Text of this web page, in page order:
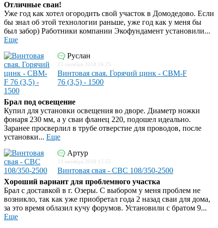
Отличные сваи!
Уже год как хотел огородить свой участок в Домодедово. Если
бы знал об этой технологии раньше, уже год как у меня бы
был забор) Работники компании Экофундамент установили...
Еще
Руслан
23 октября 2018 16:25
Винтовая свая. Горячий цинк - СВМ-F
76 (3,5) - 1500
Брал под освещение
Купил для установки освещения во дворе. Диаметр ножки
фонаря 230 мм, а у сваи фланец 220, подошел идеально.
Заранее просверлил в трубе отверстие для проводов, после
установки... Еще
Артур
23 октября 2018 15:55
Винтовая свая - СВС 108/350-2500
Хороший вариант для проблемного участка
Брал с доставкой в г. Озеры. С выбором у меня проблем не
возникло, так как уже приобретал года 2 назад сваи для дома,
за это время облазил кучу форумов. Установили с братом 9...
Еще